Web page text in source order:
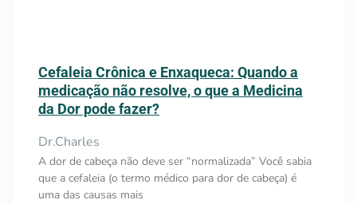
Cefaleia Crônica e Enxaqueca: Quando a
medicação não resolve, o que a Medicina
da Dor pode fazer?
Dr.Charles
A dor de cabeça não deve ser “normalizada” Você sabia
que a cefaleia (o termo médico para dor de cabeça) é
uma das causas mais